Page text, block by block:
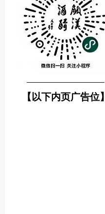
────────────────
【以下内页广告位】